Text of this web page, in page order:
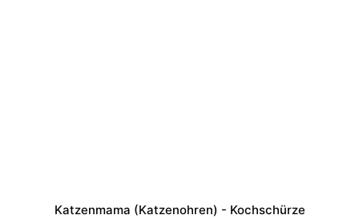
Katzenmama (Katzenohren) - Kochschürze